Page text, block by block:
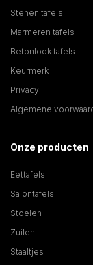
Stenen tafels
Marmeren tafels
Betonlook tafels
Keurmerk
Privacy
Algemene
Onze producten
Eettafels
Salontafels
Stoelen
Zuilen
Staaltjes